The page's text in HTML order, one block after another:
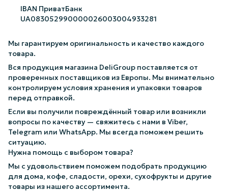
IBAN ПриватБанк
UA083052990000026003004933281
Мы гарантируем оригинальность и качество каждого
товара.
Вся продукция магазина DeliGroup поставляется от
проверенных поставщиков из Европы. Мы внимательно
контролируем условия хранения и упаковки товаров
перед отправкой.
Если вы получили повреждённый товар или возникли
вопросы по качеству — свяжитесь с нами в Viber,
Telegram или WhatsApp. Мы всегда поможем решить
ситуацию.
Нужна помощь с выбором товара?
Мы с удовольствием поможем подобрать продукцию
для дома, кофе, сладости, орехи, сухофрукты и другие
товары из нашего ассортимента.